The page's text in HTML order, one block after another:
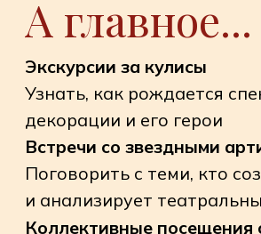
Клуб "Этуаль"
Клуб "Этуаль"
Такие мероприятия — идеальный
способ закрепить теорию на практике.
Ваше любопытство и любовь к
искусству — лучший билет на любое из
наших мероприятий. Давайте вместе